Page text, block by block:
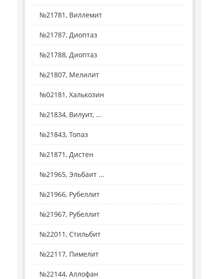
№21781, Виллемит
№21787, Диоптаз
№21788, Диоптаз
№21807, Мелилит
№02181, Халькозин
№21834, Вилуит, ...
№21843, Топаз
№21871, Дистен
№21965, Эльбаит ...
№21966, Рубеллит
№21967, Рубеллит
№22011, Стильбит
№22117, Пимелит
№22144, Аллофан